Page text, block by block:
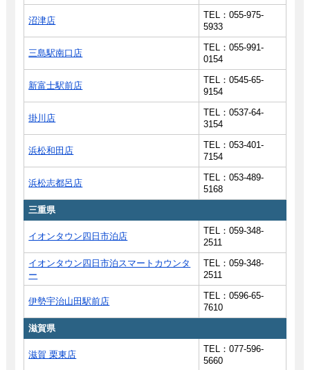
沼津店
TEL：055-975-
5933
三島駅南口店
TEL：055-991-
0154
新富士駅前店
TEL：0545-65-
9154
掛川店
TEL：0537-64-
3154
浜松和田店
TEL：053-401-
7154
浜松志都呂店
TEL：053-489-
5168
三重県
イオンタウン四日市泊店
TEL：059-348-
2511
イオンタウン四日市泊スマートカウンタ
ー
TEL：059-348-
2511
伊勢宇治山田駅前店
TEL：0596-65-
7610
滋賀県
滋賀 栗東店
TEL：077-596-
5660